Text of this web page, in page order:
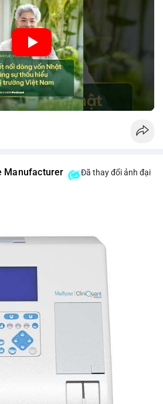
kiếm cơ hội đa dạng. Các yếu tố
Việt Nam, xu hướng đầu tư ESG, và
hưởng trực tiếp đến lưu lượng vốn
Bài cũng nhấn mạnh vai trò của thông
việc giảm rủi ro khi kết nối các
Manufacturer
Đã thay đổi ảnh đại